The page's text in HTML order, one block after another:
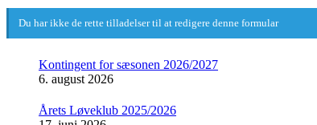
Du har ikke de rette tilladelser til at redigere denne formular
Kontingent for sæsonen 2026/2027
6. august 2026
Årets Løveklub 2025/2026